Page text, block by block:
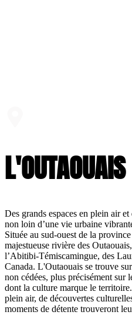
L'OUTAOUAIS
Des grands espaces en plein air
non loin d’une vie urbaine
Située au sud-ouest de la
majestueuse rivière des
l’Abitibi-Témiscamingue, des
Canada. L'Outaouais se trouve
non cédées, plus précisément sur
dont la culture marque le
plein air, de découvertes
moments de détente trouveront